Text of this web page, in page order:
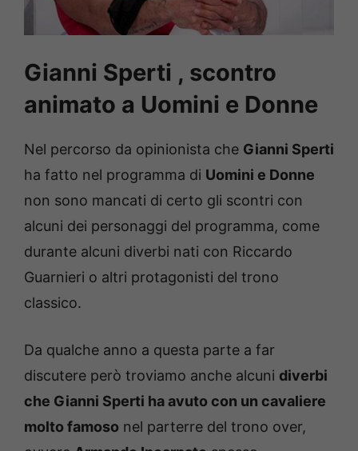
Gianni Sperti , scontro
animato a Uomini e Donne
Nel percorso da opinionista che Gianni Sperti
ha fatto nel programma di Uomini e Donne
non sono mancati di certo gli scontri con
alcuni dei personaggi del programma, come
durante alcuni diverbi nati con Riccardo
Guarnieri o altri protagonisti del trono
classico.
Da qualche anno a questa parte a far
discutere però troviamo anche alcuni diverbi
che Gianni Sperti ha avuto con un cavaliere
molto famoso nel parterre del trono over,